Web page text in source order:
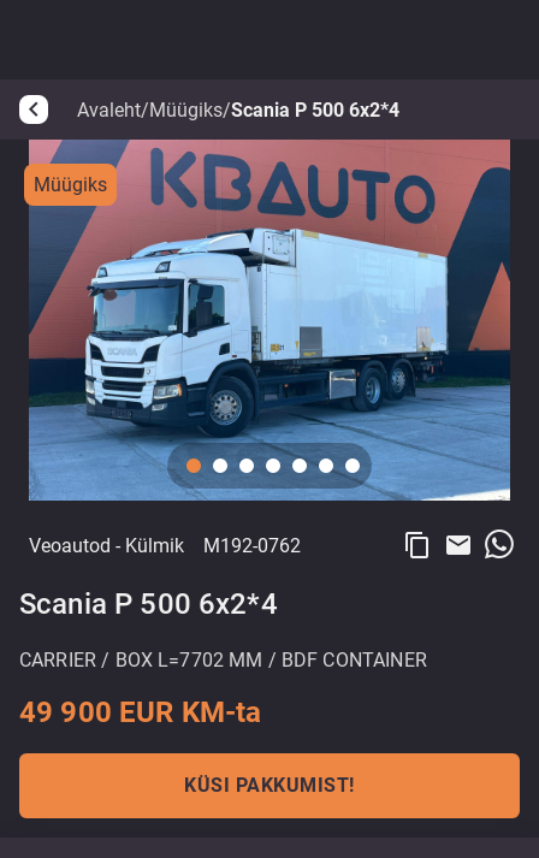
arrow_back_ios Avaleht/Müügiks/Scania P 500 6x2*4
Müügiks
Veoautod - Külmik M192-0762 content_copy email
Scania P 500 6x2*4
CARRIER / BOX L=7702 MM / BDF CONTAINER
49 900 EUR KM-ta
KÜSI PAKKUMIST!